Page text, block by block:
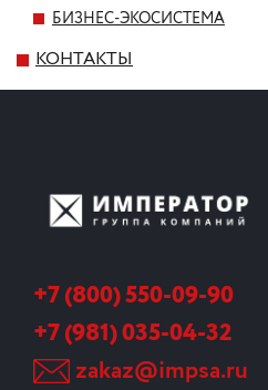
БИЗНЕС-ЭКОСИСТЕМА
КОНТАКТЫ
+7 (800) 550-09-90
+7 (981) 035-04-32
zakaz@impsa.ru